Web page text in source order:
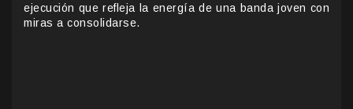
ejecución que refleja la energía de una banda joven con
miras a consolidarse.